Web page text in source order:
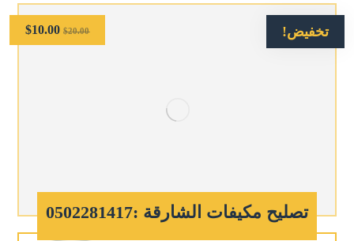
تخفيض!
تصليح مكيفات الشارقة :0502281417
$20.00
$10.00